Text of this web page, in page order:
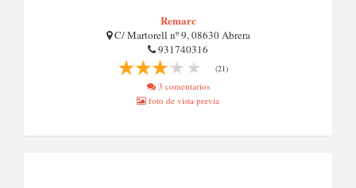
Remarc
C/ Martorell nº 9, 08630 Abrera
931740316
(21)
3 comentarios
foto de vista previa